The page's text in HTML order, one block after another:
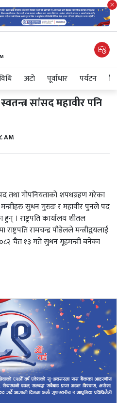
अटाे पूर्वाधार पर्यटन
सांसद महावीर पनि
AM
तथा गोपनियताको शपथग्रहण गरेका
सुधन गुरुङ र महावीर पुनले पद
। राष्ट्रपति कार्यालय शीतल
रामचन्द्र पौडेलले मन्त्रीद्वयलाई
चैत १३ गते सुधन गृहमन्त्री बनेका